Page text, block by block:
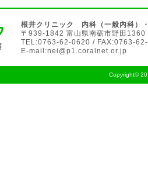
根井クリニック 内科（一般内科）
〒939-1842 富山県南砺市野田1360
TEL:0763-62-0620 / FAX:0763-
E-mail:nei@p1.coralnet.or.jp
Copyright©